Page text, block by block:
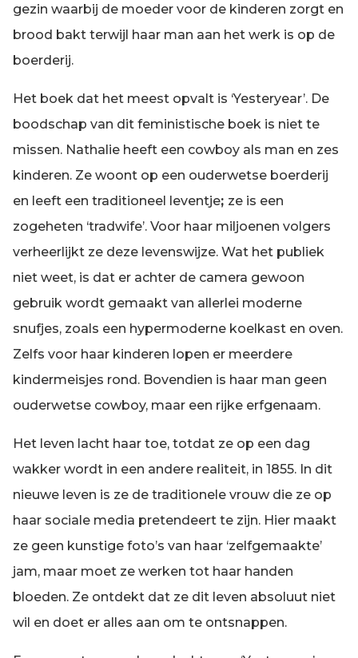
gezin waarbij de moeder voor de kinderen zorgt en
brood bakt terwijl haar man aan het werk is op de
boerderij.
Het boek dat het meest opvalt is ‘Yesteryear’. De
boodschap van dit feministische boek is niet te
missen. Nathalie heeft een cowboy als man en zes
kinderen. Ze woont op een ouderwetse boerderij
en leeft een traditioneel leventje; ze is een
zogeheten ‘tradwife’. Voor haar miljoenen volgers
verheerlijkt ze deze levenswijze. Wat het publiek
niet weet, is dat er achter de camera gewoon
gebruik wordt gemaakt van allerlei moderne
snufjes, zoals een hypermoderne koelkast en oven.
Zelfs voor haar kinderen lopen er meerdere
kindermeisjes rond. Bovendien is haar man geen
ouderwetse cowboy, maar een rijke erfgenaam.
Het leven lacht haar toe, totdat ze op een dag
wakker wordt in een andere realiteit, in 1855. In dit
nieuwe leven is ze de traditionele vrouw die ze op
haar sociale media pretendeert te zijn. Hier maakt
ze geen kunstige foto’s van haar ‘zelfgemaakte’
jam, maar moet ze werken tot haar handen
bloeden. Ze ontdekt dat ze dit leven absoluut niet
wil en doet er alles aan om te ontsnappen.